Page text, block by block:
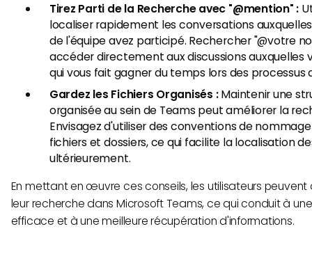
Tirez Parti de la Recherche avec "@mention" :
localiser rapidement les conversations
de l'équipe avez participé. Rechercher "@votre
accéder directement aux discussions auxquelles
qui vous fait gagner du temps lors des processus
Gardez les Fichiers Organisés :Maintenir une
organisée au sein de Teams peut améliorer la
Envisagez d'utiliser des conventions de
fichiers et dossiers, ce qui facilite la localisation
ultérieurement.
En mettant en œuvre ces conseils, les utilisateurs
leur recherche dans Microsoft Teams, ce qui conduit à
efficace et à une meilleure récupération d'informations.